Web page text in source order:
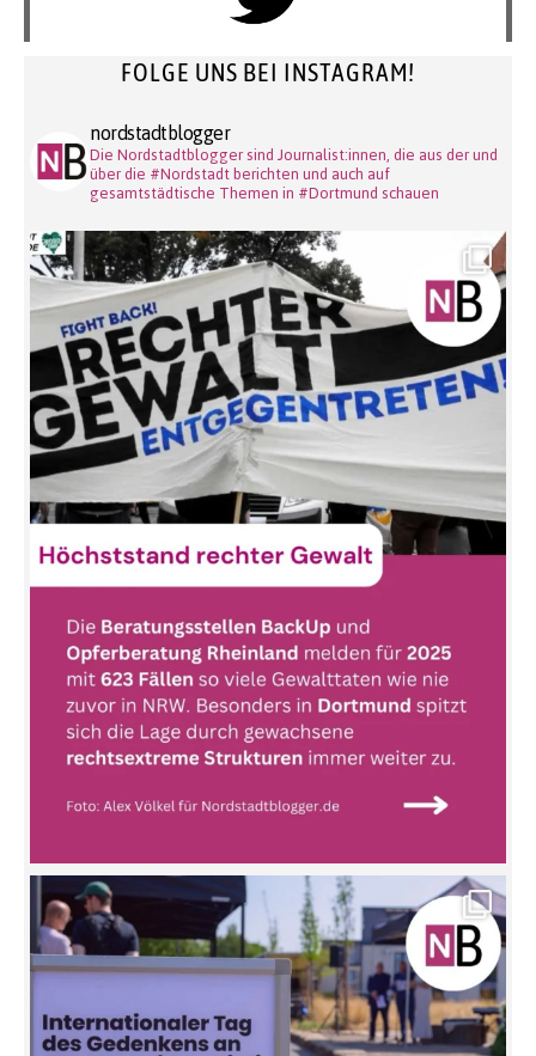
FOLGE UNS BEI INSTAGRAM!
nordstadtblogger
Die Nordstadtblogger sind Journalist:innen, die aus der und
über die #Nordstadt berichten und auch auf
gesamtstädtische Themen in #Dortmund schauen